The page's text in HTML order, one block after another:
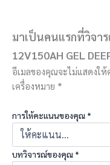
มาเป็นคนแรกที่วิจา
12V150AH GEL
อีเมลของคุณจะไม่แสดงใ
เครื่องหมาย *
การให้คะแนนของคุณ *
บทวิจารณ์ของคุณ *